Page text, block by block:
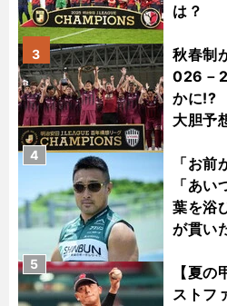
は？
秋春制
026－
かに!?
大胆予
3
「お前
「あ
葉を浴
が貫い
4
【夏
ストフ
5